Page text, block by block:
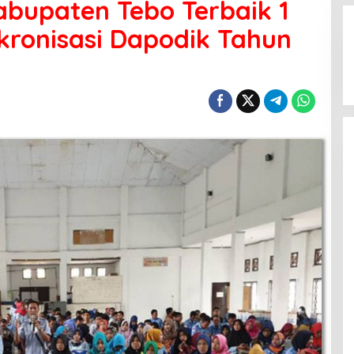
Tebo Terbaik 1
Dapodik Tahun